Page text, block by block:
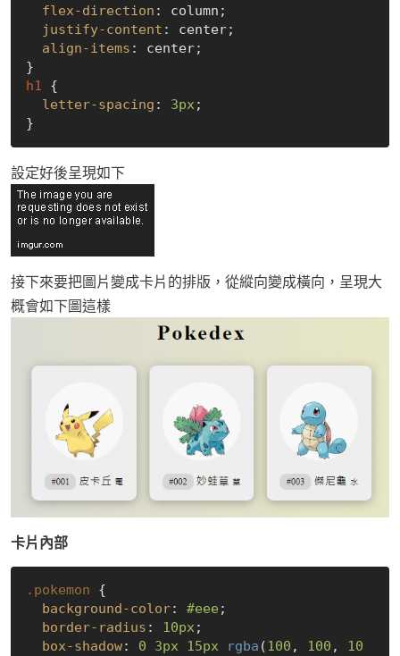
flex-direction : column;
justify-content : center;
align-items : center;
h1 {
letter-spacing : 3px ;
設定好後呈現如下
接下來要把圖片變成卡片的排版，從縱向變成橫向，呈現大
概會如下圖這樣
卡片內部
.pokemon {
background-color: #eee ;
border-radius : 10px ;
box-shadow: 0 3px 15px rgba (100 , 100 , 10